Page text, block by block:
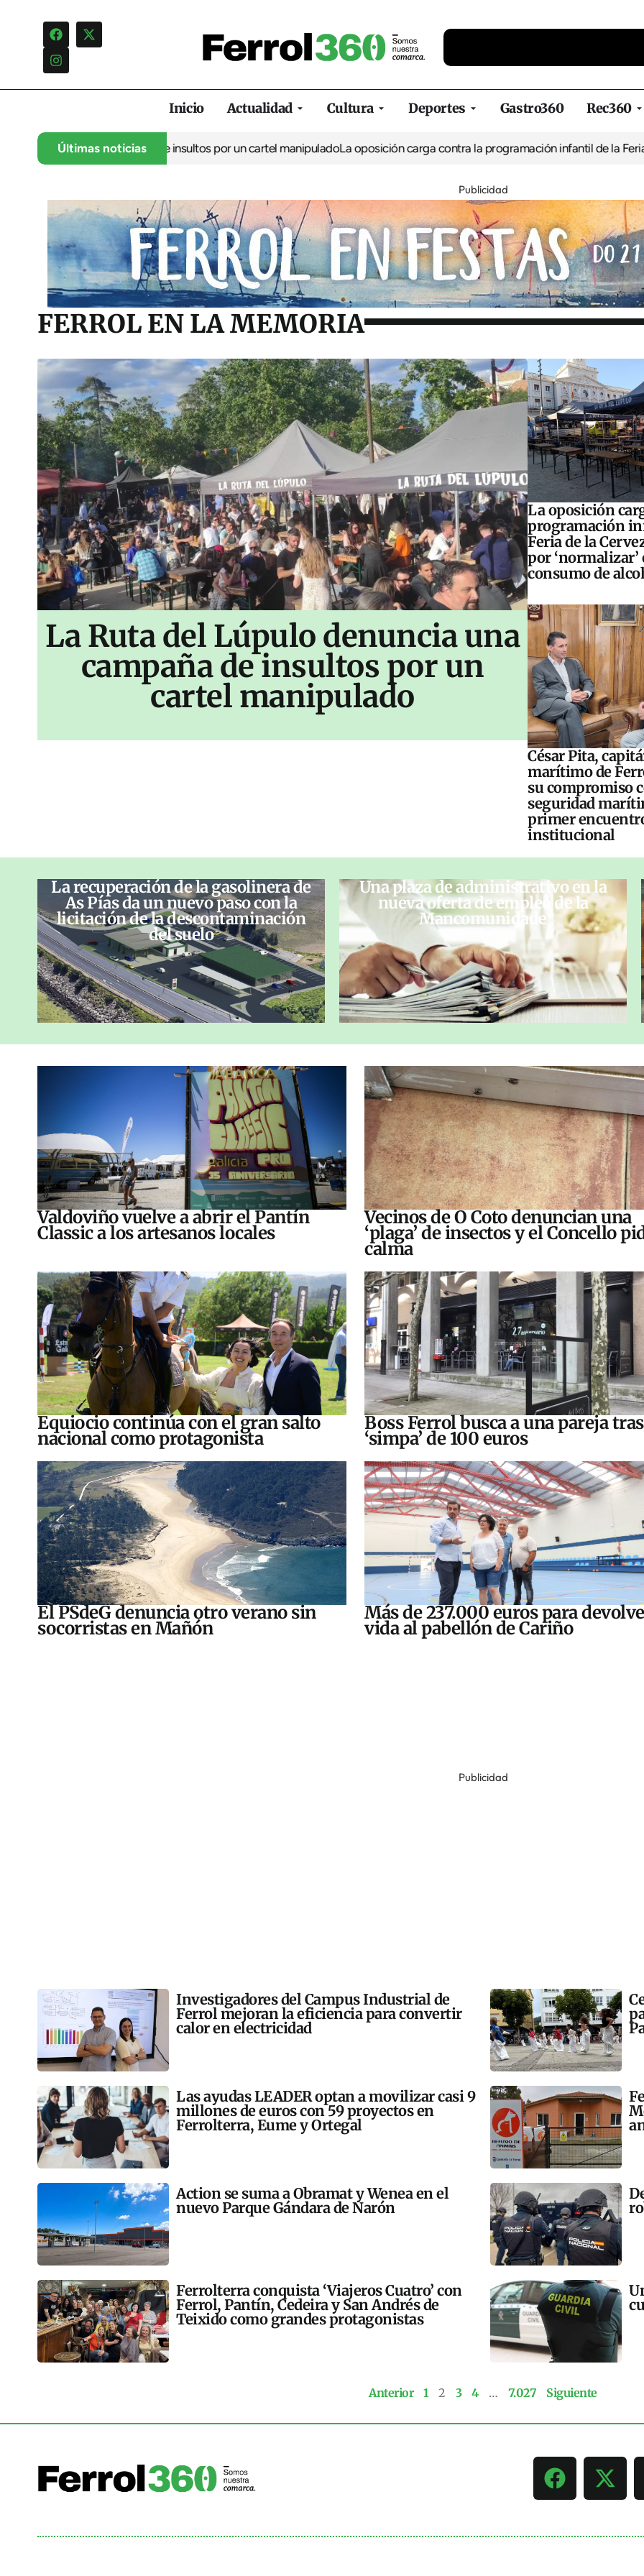
Inicio Actualidad Cultura Deportes Gastro360 Rec360
Últimas noticias
una campaña de insultos por un cartel manipulado La oposición carga contra la programación infantil de la Feria de la
Publicidad
FERROL EN LA MEMORIA
La Ruta del Lúpulo denuncia una
campaña de insultos por un
cartel manipulado
La oposición
programación
Feria de la
por ‘normalizar’
consumo de
César Pita,
marítimo de
su compromiso
seguridad
primer
institucional
La recuperación de la gasolinera de
As Pías da un nuevo paso con la
licitación de la descontaminación
del suelo
Una plaza de administrativo en la
nueva oferta de empleo de la
Mancomunidade
Valdoviño vuelve a abrir el Pantín
Classic a los artesanos locales
Vecinos de O Coto denuncian una
‘plaga’ de insectos y el Concello
calma
Equiocio continúa con el gran salto
nacional como protagonista
Boss Ferrol busca a una pareja
‘simpa’ de 100 euros
El PSdeG denuncia otro verano sin
socorristas en Mañón
Más de 237.000 euros para
vida al pabellón de Cariño
Publicidad
Investigadores del Campus Industrial de
Ferrol mejoran la eficiencia para convertir
calor en electricidad
Las ayudas LEADER optan a movilizar casi 9
millones de euros con 59 proyectos en
Ferrolterra, Eume y Ortegal
Action se suma a Obramat y Wenea en el
nuevo Parque Gándara de Narón
Ferrolterra conquista ‘Viajeros Cuatro’ con
Ferrol, Pantín, Cedeira y San Andrés de
Teixido como grandes protagonistas
Anterior 1 2 3 4 … 7.027 Siguiente